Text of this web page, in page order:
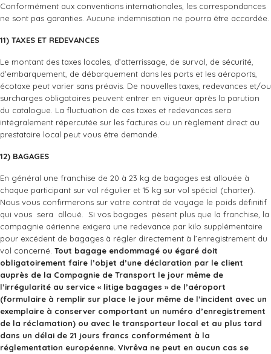
Conformément aux conventions internationales, les correspondances
ne sont pas garanties. Aucune indemnisation ne pourra être accordée.
11) TAXES ET REDEVANCES
Le montant des taxes locales, d’atterrissage, de survol, de sécurité,
d’embarquement, de débarquement dans les ports et les aéroports,
écotaxe peut varier sans préavis. De nouvelles taxes, redevances et/ou
surcharges obligatoires peuvent entrer en vigueur après la parution
du catalogue. La fluctuation de ces taxes et redevances sera
intégralement répercutée sur les factures ou un règlement direct au
prestataire local peut vous être demandé.
12) BAGAGES
En général une franchise de 20 à 23 kg de bagages est allouée à
chaque participant sur vol régulier et 15 kg sur vol spécial (charter).
Nous vous confirmerons sur votre contrat de voyage le poids définitif
qui vous sera alloué. Si vos bagages pèsent plus que la franchise, la
compagnie aérienne exigera une redevance par kilo supplémentaire
pour excédent de bagages à régler directement à l’enregistrement du
vol concerné. Tout bagage endommagé ou égaré doit
obligatoirement faire l’objet d’une déclaration par le client
auprès de la Compagnie de Transport le jour même de
l’irrégularité au service « litige bagages » de l’aéroport
(formulaire à remplir sur place le jour même de l’incident avec un
exemplaire à conserver comportant un numéro d’enregistrement
de la réclamation) ou avec le transporteur local et au plus tard
dans un délai de 21 jours francs conformément à la
réglementation européenne. Vivrêva ne peut en aucun cas se